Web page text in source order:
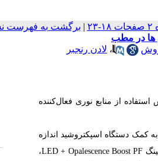
| برگشت به فهرست
ها در مطب
، لادن رنجبر
از منابع نوری فعال​‌کننده
به کمک دستگاه اسپکتروشید اندازه‌​
گیری شد. دندان‌​ها به 4 گروه تقسیم شدند: گروه یک: بلیچینگ به​ روش معمول با کمک ژل (Opalescence Boost PF)، گروه دو: بلیچینگ LED + Opalescence Boost PF،